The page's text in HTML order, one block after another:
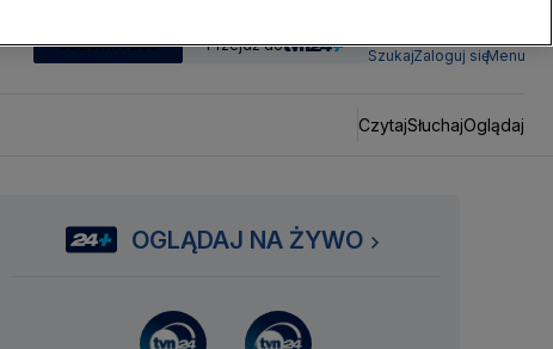
SUBSKRYBUJ Przejdź do
SzukajZaloguj sięMenu
CzytajSłuchajOglądaj
OGLĄDAJ NA ŻYWO